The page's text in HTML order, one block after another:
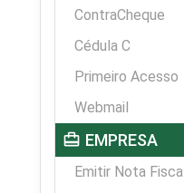
ContraCheque
Cédula C
Primeiro Acesso
Webmail
card_travel EMPRESA
Emitir Nota Fiscal